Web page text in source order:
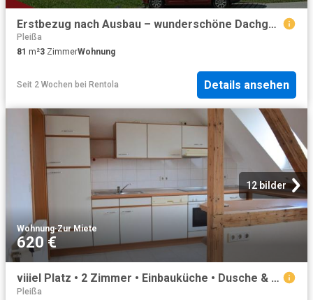
Erstbezug nach Ausbau – wunderschöne Dachgeschosswohnung für die ganze Familie
Pleißa
81 m²3 ZimmerWohnung
Seit 2 Wochen bei Rentola Details ansehen
12 bilder
Wohnung·Zur Miete
620 €
viiiel Platz • 2 Zimmer • Einbauküche • Dusche & Wanne • Tageslichtbad • Dachgeschoss ID: 725
Pleißa